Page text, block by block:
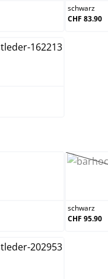
schwarz
CHF 83.90
schwarz
CHF 95.90